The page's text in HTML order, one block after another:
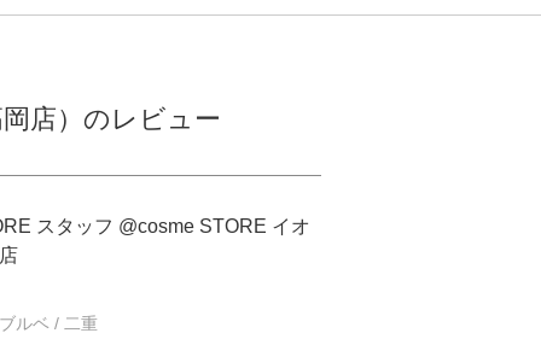
店）のレビュー
スタッフ @cosme STORE イオ
ルベ / 二重